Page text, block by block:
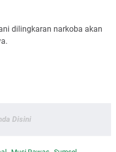
dilingkaran narkoba akan
Disini